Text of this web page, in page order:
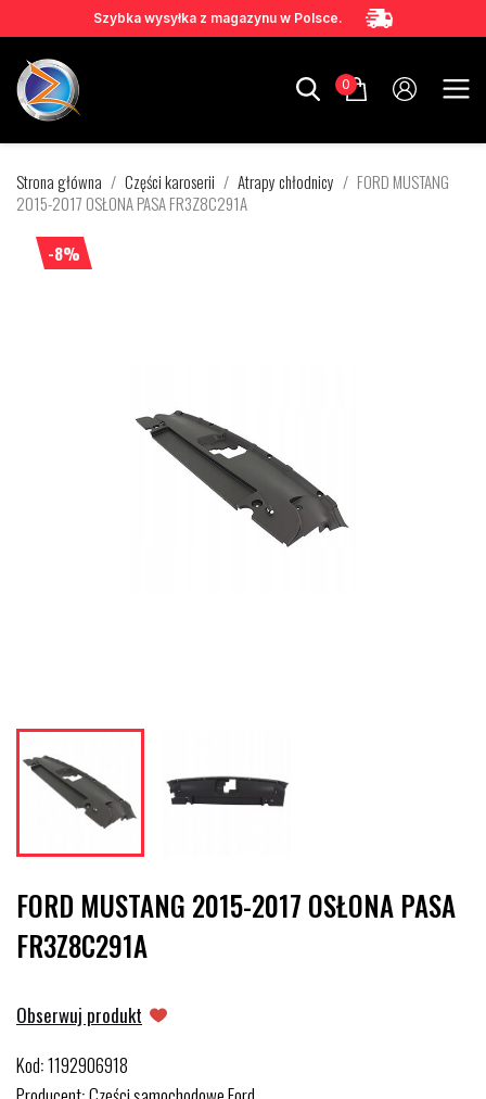
Szybka wysyłka z magazynu w Polsce.
0
Strona główna Części karoserii Atrapy chłodnicy
FORD MUSTANG
2015-2017 OSŁONA PASA FR3Z8C291A
-8%
FORD MUSTANG 2015-2017 OSŁONA PASA
FR3Z8C291A
Obserwuj produkt
Kod:1192906918